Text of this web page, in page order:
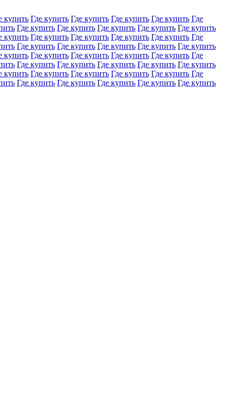
купить Где купить Где купить Где купить Где купить Где
Где купить Где купить Где купить Где купить Где купить
купить Где купить Где купить Где купить Где купить Где
Где купить Где купить Где купить Где купить Где купить
купить Где купить Где купить Где купить Где купить Где
Где купить Где купить Где купить Где купить Где купить
купить Где купить Где купить Где купить Где купить Где
Где купить Где купить Где купить Где купить Где купить